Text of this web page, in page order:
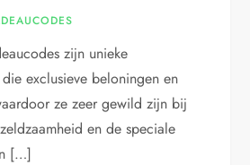
zijn unieke
exclusieve beloningen en
ze zeer gewild zijn bij
en de speciale
[…]